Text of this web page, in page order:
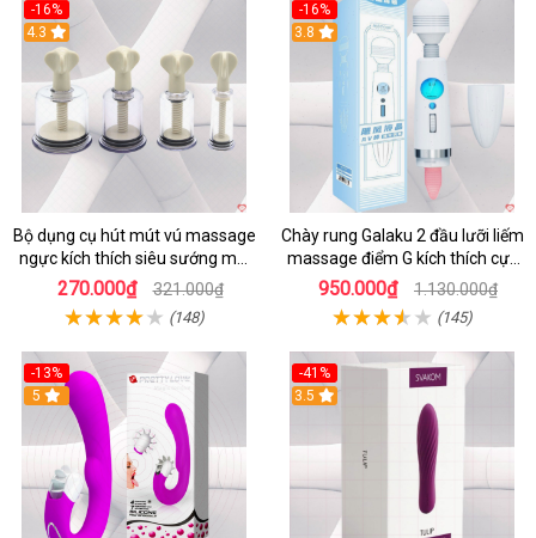
-16%
4.3
Bộ dụng cụ hút mút vú massage
ngực kích thích siêu sướng mới
lạ
270.000₫ 321.000₫
(148)
-16%
3.8
Chày rung Galaku 2 đầu lưỡi liếm
massage điểm G kích thích cực
mạnh
950.000₫ 1.130.000₫
(145)
-13%
5
-41%
3.5